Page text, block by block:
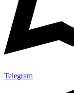
Telegram